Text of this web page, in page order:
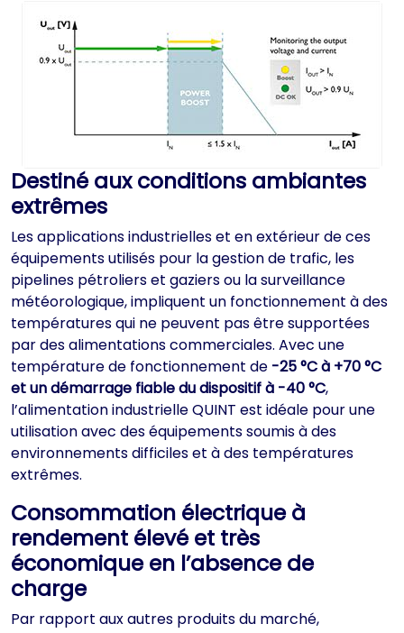
Destiné aux conditions ambiantes
extrêmes
Les applications industrielles et en extérieur de ces
équipements utilisés pour la gestion de trafic, les
pipelines pétroliers et gaziers ou la surveillance
météorologique, impliquent un fonctionnement à des
températures qui ne peuvent pas être supportées
par des alimentations commerciales. Avec une
température de fonctionnement de -25 °C à +70 °C
et un démarrage fiable du dispositif à -40 °C,
l’alimentation industrielle QUINT est idéale pour une
utilisation avec des équipements soumis à des
environnements difficiles et à des températures
extrêmes.
Consommation électrique à
rendement élevé et très
économique en l’absence de
charge
Par rapport aux autres produits du marché,